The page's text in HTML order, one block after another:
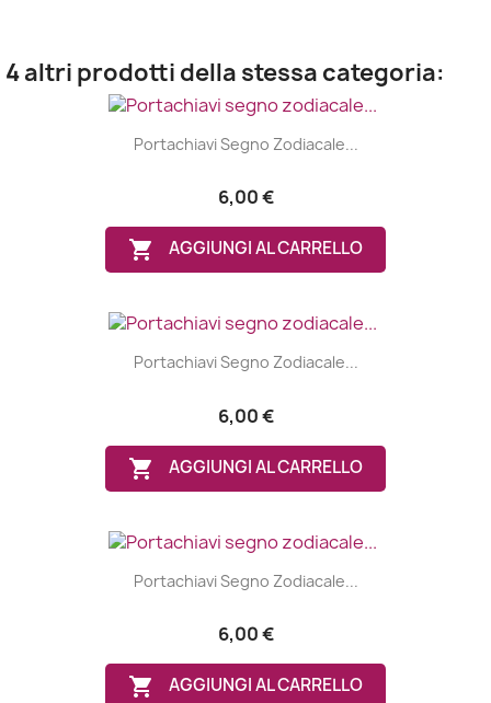
4 altri prodotti della stessa categoria:
Portachiavi Segno Zodiacale...
6,00 €
 AGGIUNGI AL CARRELLO
Portachiavi Segno Zodiacale...
6,00 €
 AGGIUNGI AL CARRELLO
Portachiavi Segno Zodiacale...
6,00 €
 AGGIUNGI AL CARRELLO